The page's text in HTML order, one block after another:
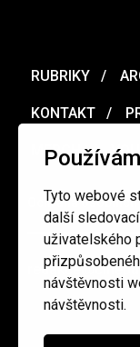
Tyto webové
další
uživatelského
návštěvnosti
návštěvnosti.
RUBRIKY
KONTAKT
MERCH
Ochrana